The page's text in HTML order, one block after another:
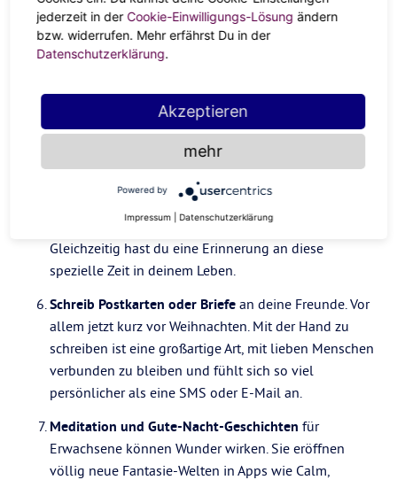
Iss abends lieber eine leichte Mahlzeit, mit vollem
Magen schläft es sich nicht gut ein. Manchmal kann
auch ein heißer Tee oder ein Glas Wein unter
ausklingen zu lassen.
Lies ein Buchstatt online zu sein. Das entspannt und
macht oft auf eine sehr angenehme Art schläfrig.
Journaling kann eine ganz wunderbare Art sein
deine Gedanken und Wünsche zu sortieren und den
Tag zu reflektieren. Außerdem: Schreiben beruhigt.
Gleichzeitig hast du eine Erinnerung an diese
spezielle Zeit in deinem Leben.
Schreib Postkarten oder Briefe an deine Freunde. Vor
allem jetzt kurz vor Weihnachten. Mit der Hand zu
schreiben ist eine großartige Art, mit lieben Menschen
verbunden zu bleiben und fühlt sich so viel
persönlicher als eine SMS oder E-Mail an.
Meditation und Gute-Nacht-Geschichten für
Erwachsene können Wunder wirken. Sie eröffnen
völlig neue Fantasie-Welten in Apps wie Calm,
jederzeit in der Cookie-Einwilligungs-Lösung ändern
bzw. widerrufen. Mehr erfährst Du in der
Datenschutzerklärung.
Akzeptieren
mehr
Powered by
Impressum Datenschutzerklärung